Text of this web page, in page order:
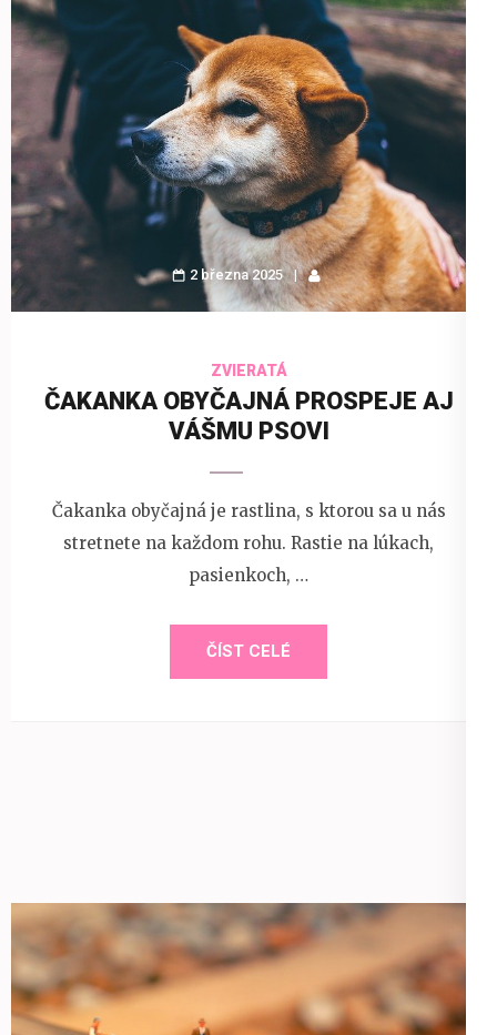
2 března 2025
ZVIERATÁ
ČAKANKA OBYČAJNÁ PROSPEJE AJ
VÁŠMU PSOVI
Čakanka obyčajná je rastlina, s ktorou sa u nás
stretnete na každom rohu. Rastie na lúkach,
pasienkoch, …
ČÍST CELÉ